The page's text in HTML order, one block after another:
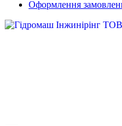
Оформлення